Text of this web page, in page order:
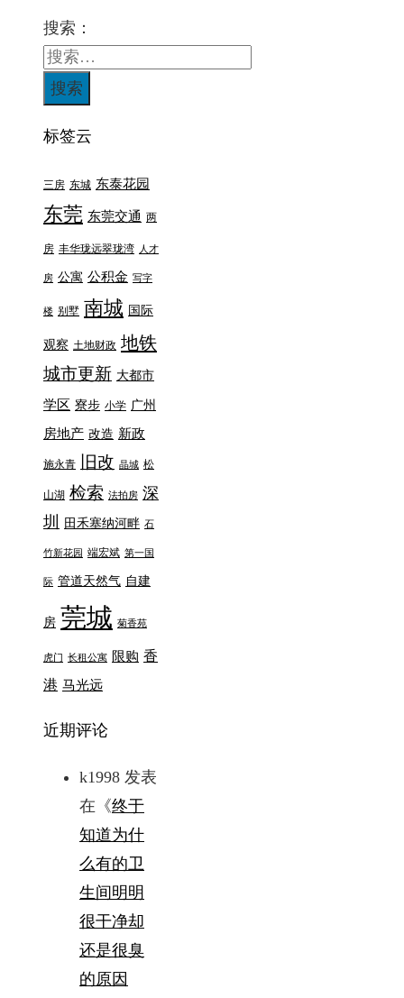
搜索：
标签云
三房 东城 东泰花园
东莞 东莞交通 两
房 丰华珑远翠珑湾 人才
房 公寓 公积金 写字
楼 别墅 南城 国际
观察 土地财政 地铁
城市更新 大都市
学区 寮步 小学 广州
房地产 改造 新政
施永青 旧改 晶城 松
山湖 检索 法拍房 深
圳
田禾塞纳河畔 石
竹新花园 端宏斌 第一国
际 管道天然气 自建
房 莞城 菊香苑
虎门 长租公寓 限购 香
港 马光远
近期评论
k1998 发表
在《终于
知道为什
么有的卫
生间明明
很干净却
还是很臭
的原因